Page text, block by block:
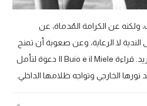
عن الكرامة المُدماة، عن
الندية لا الرعاية، وعن صعوبة أن تمنح
ثقتك وسط عالم لا يرى إلا ما يريد. قراءة Il Buio e il Miele دعوة لتأمل
الخارجي وتواجه ظلامها الداخلي.